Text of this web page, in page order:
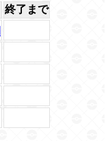
終了まで